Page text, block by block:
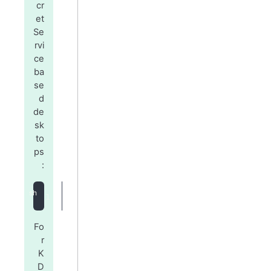
cr
et
Se
rvi
ce
ba
se
d
de
sk
to
ps
:
Fo
r
K
D